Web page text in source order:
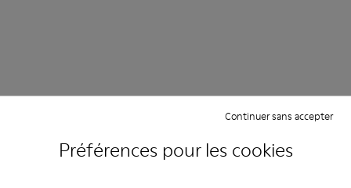
Préférences pour les cookies
Continuer sans accepter
Foire Aux Questions concernant
Chaussures à lacets pour enfant